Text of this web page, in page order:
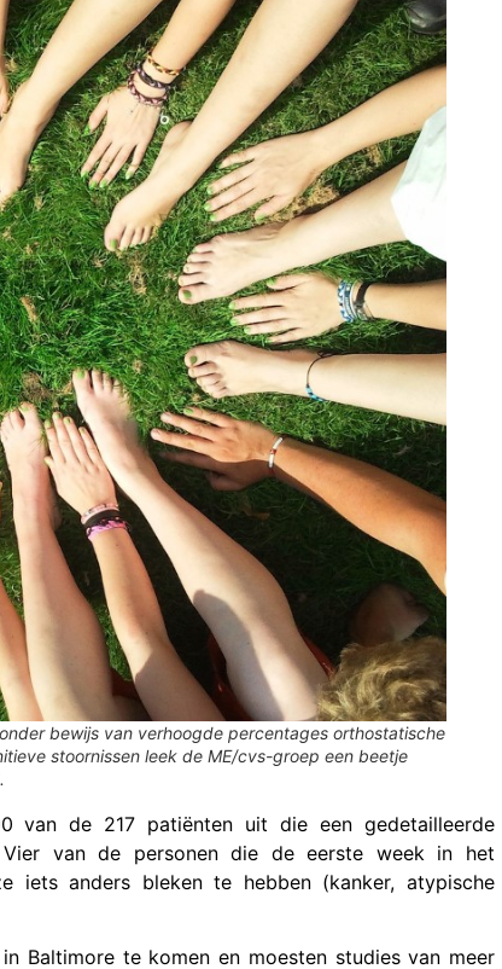
bewijs van verhoogde percentages orthostatische
stoornissen leek de ME/cvs-groep een beetje
van de 217 patiënten uit die een gedetailleerde
Vier van de personen die de eerste week in het
iets anders bleken te hebben (kanker, atypische
Baltimore te komen en moesten studies van meer